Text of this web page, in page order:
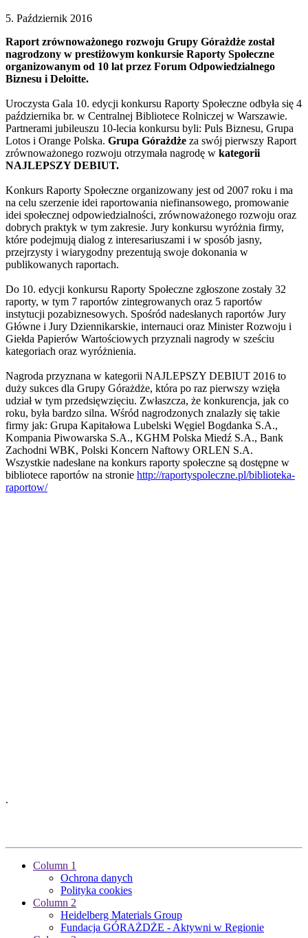
5. Październik 2016
Raport zrównoważonego rozwoju Grupy Górażdże został
nagrodzony w prestiżowym konkursie Raporty Społeczne
organizowanym od 10 lat przez Forum Odpowiedzialnego
Biznesu i Deloitte.
Uroczysta Gala 10. edycji konkursu Raporty Społeczne odbyła się 4
października br. w Centralnej Bibliotece Rolniczej w Warszawie.
Partnerami jubileuszu 10-lecia konkursu byli: Puls Biznesu, Grupa
Lotos i Orange Polska. Grupa Górażdże za swój pierwszy Raport
zrównoważonego rozwoju otrzymała nagrodę w kategorii
NAJLEPSZY DEBIUT.
Konkurs Raporty Społeczne organizowany jest od 2007 roku i ma
na celu szerzenie idei raportowania niefinansowego, promowanie
idei społecznej odpowiedzialności, zrównoważonego rozwoju oraz
dobrych praktyk w tym zakresie. Jury konkursu wyróżnia firmy,
które podejmują dialog z interesariuszami i w sposób jasny,
przejrzysty i wiarygodny prezentują swoje dokonania w
publikowanych raportach.
Do 10. edycji konkursu Raporty Społeczne zgłoszone zostały 32
raporty, w tym 7 raportów zintegrowanych oraz 5 raportów
instytucji pozabiznesowych. Spośród nadesłanych raportów Jury
Główne i Jury Dziennikarskie, internauci oraz Minister Rozwoju i
Giełda Papierów Wartościowych przyznali nagrody w sześciu
kategoriach oraz wyróżnienia.
Nagroda przyznana w kategorii NAJLEPSZY DEBIUT 2016 to
duży sukces dla Grupy Górażdże, która po raz pierwszy wzięła
udział w tym przedsięwzięciu. Zwłaszcza, że konkurencja, jak co
roku, była bardzo silna. Wśród nagrodzonych znalazły się takie
firmy jak: Grupa Kapitałowa Lubelski Węgiel Bogdanka S.A.,
Kompania Piwowarska S.A., KGHM Polska Miedź S.A., Bank
Zachodni WBK, Polski Koncern Naftowy ORLEN S.A.
Wszystkie nadesłane na konkurs raporty społeczne są dostępne w
bibliotece raportów na stronie http://raportyspoleczne.pl/biblioteka-
raportow/
.
Column 1
Ochrona danych
Polityka cookies
Column 2
Heidelberg Materials Group
Fundacja GÓRAŻDŻE - Aktywni w Regionie